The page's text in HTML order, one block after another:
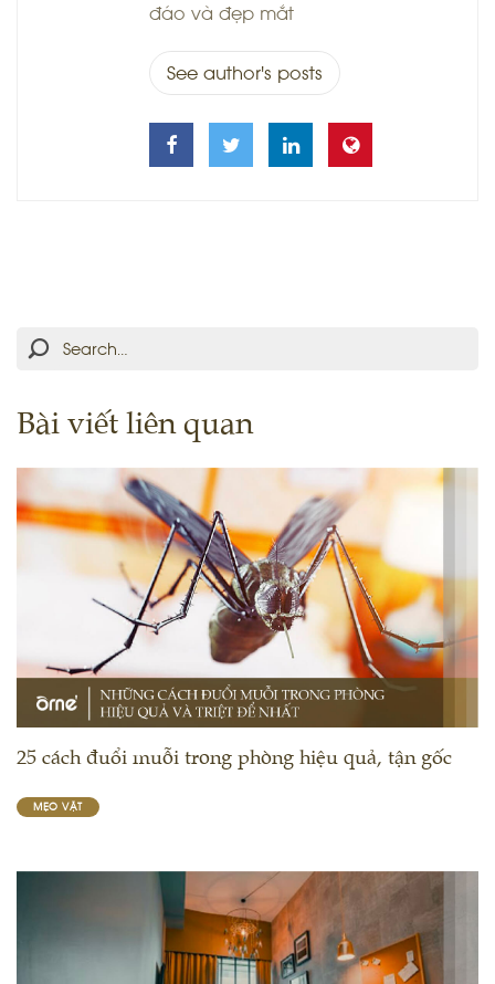
đáo và đẹp mắt
See author's posts
Bài viết liên quan
MẸO VẶT
25 cách đuổi muỗi trong phòng hiệu quả, tận gốc